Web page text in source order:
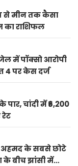
से मीन तक कैसा
का राशिफल
में पॉक्सो आरोपी
4 पर केस दर्ज
चांदी में ₹6,200
अहमद के सबसे छोटे
के बीच झांसी में